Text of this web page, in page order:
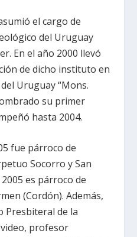
el cargo de
del Uruguay
En el año 2000 llevó
de dicho instituto en
Uruguay “Mons.
su primer
hasta 2004.
fue párroco de
Socorro y San
es párroco de
(Cordón). Además,
Presbiteral de la
profesor